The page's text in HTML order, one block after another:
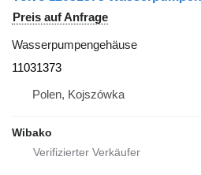
Preis auf Anfrage
Wasserpumpengehäuse
11031373
Polen, Kojszówka
Wibako